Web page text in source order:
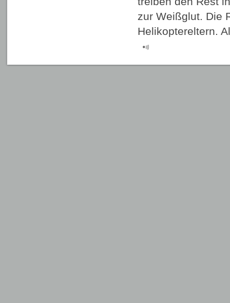
zur Weißglut. Die
Helikoptereltern.